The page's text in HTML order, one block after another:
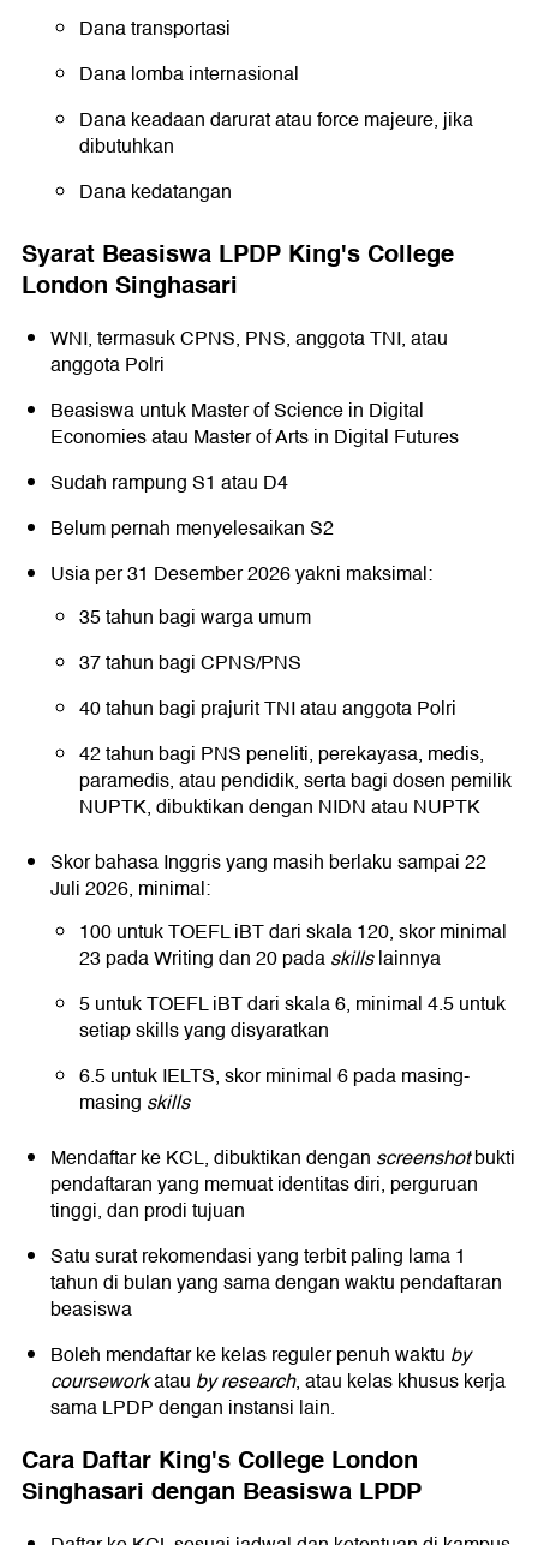
Dana transportasi
Dana lomba internasional
Dana keadaan darurat atau force majeure, jika
dibutuhkan
Dana kedatangan
Syarat Beasiswa LPDP King's College
London Singhasari
WNI, termasuk CPNS, PNS, anggota TNI, atau
anggota Polri
Beasiswa untuk Master of Science in Digital
Economies atau Master of Arts in Digital Futures
Sudah rampung S1 atau D4
Belum pernah menyelesaikan S2
Usia per 31 Desember 2026 yakni maksimal:
35 tahun bagi warga umum
37 tahun bagi CPNS/PNS
40 tahun bagi prajurit TNI atau anggota Polri
42 tahun bagi PNS peneliti, perekayasa, medis,
paramedis, atau pendidik, serta bagi dosen pemilik
NUPTK, dibuktikan dengan NIDN atau NUPTK
Skor bahasa Inggris yang masih berlaku sampai 22
Juli 2026, minimal:
100 untuk TOEFL iBT dari skala 120, skor minimal
23 pada Writing dan 20 padaskillslainnya
5 untuk TOEFL iBT dari skala 6, minimal 4.5 untuk
setiap skills yang disyaratkan
6.5 untuk IELTS, skor minimal 6 pada masing-
masing skills
Mendaftar ke KCL, dibuktikan dengan screenshotbukti
pendaftaran yang memuat identitas diri, perguruan
tinggi, dan prodi tujuan
Satu surat rekomendasi yang terbit paling lama 1
tahun di bulan yang sama dengan waktu pendaftaran
beasiswa
Boleh mendaftar ke kelas reguler penuh waktu by
courseworkatau by research, atau kelas khusus kerja
sama LPDP dengan instansi lain.
Cara Daftar King's College London
Singhasari dengan Beasiswa LPDP